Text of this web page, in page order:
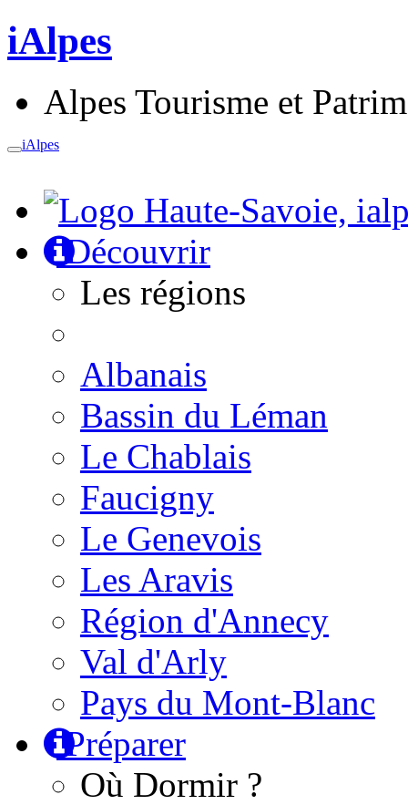
iAlpes
Alpes Tourisme et
Toggle
iAlpes
Découvrir
Les régions
Albanais
Bassin du Léman
Le Chablais
Faucigny
Le Genevois
Les Aravis
Région d'Annecy
Val d'Arly
Pays du Mont-Blanc
Préparer
Où Dormir ?